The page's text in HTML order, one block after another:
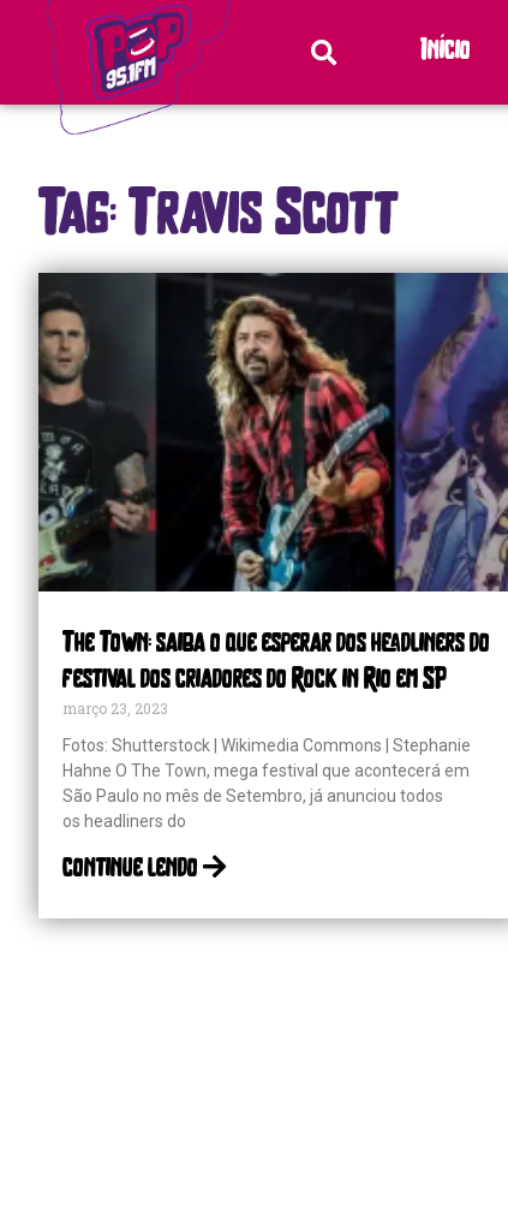
Início
Tag: Travis Scott
The Town: saiba o que esperar dos headliners do
festival dos criadores do Rock in Rio em SP
março 23, 2023
Fotos: Shutterstock | Wikimedia Commons | Stephanie
Hahne O The Town, mega festival que acontecerá em
São Paulo no mês de Setembro, já anunciou todos
os headliners do
continue lendo